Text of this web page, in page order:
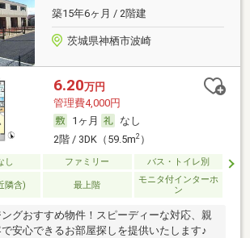
築15年6ヶ月 / 2階建
茨城県神栖市波崎
6.20万円
管理費4,000円
1ヶ月
なし
2階 / 3DK（59.5m2）
し ファミリー バス・トイレ別
隣含) 最上階
モニタ付インターホ
ン
グおすすめ物件！スピーディーな対応、親
安心できるお部屋探しを提供いたします♪